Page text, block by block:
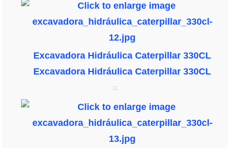
Excavadora Hidráulica Caterpillar 330CL
Excavadora Hidráulica Caterpillar 330CL